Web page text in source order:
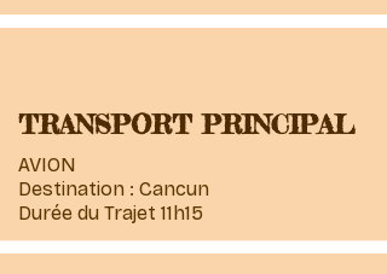
TRANSPORT PRINCIPAL
AVION
Destination : Cancun
Durée du Trajet 11h15